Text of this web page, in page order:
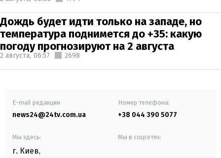
Дождь будет идти только на западе, но
температура поднимется до +35: какую
погоду прогнозируют на 2 августа
2 августа, 06:57 2698
E-mail редакции
news24@24tv.com.ua
Номер телефона:
+38 044 390 5077
Мы здесь:
г. Киев,
Мы в соцсетях: